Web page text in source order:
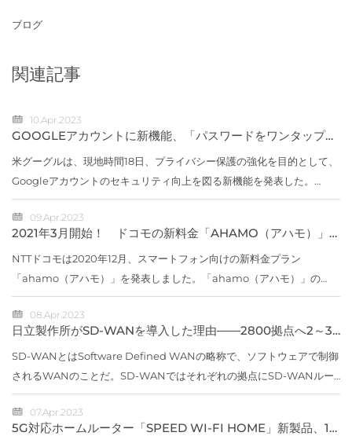
ブログ
関連記事
10.Apr.2023
GOOGLEアカウントに新機能、「パスワードをワンタップで
米グーグルは、現地時間18日、プライバシー保護の強化を目的として、
Googleアカウントのセキュリティ向上を図る新機能を発表した。
「Quick Delete（クイック デリート）」「Locked Folder（ロック
フォルダー）」新...
09.Apr.2023
2021年3月開始！ ドコモの新料金「AHAMO（アハモ）」
NTTドコモは2020年12月、スマートフォン向けの新料金プラン
「ahamo（アハモ）」を発表しました。「ahamo（アハモ）」の
Webサイト（出典：ahamo）「スマホ料金の値下げ」が取り沙汰され
る中に登場したahamoとは、どの...
08.Apr.2023
日立製作所がSD-WANを導入した理由――2800拠点へ2～3
SD-WANとはSoftware Defined WANの略称で、ソフトウェアで制御
されるWANのことだ。SD-WANではそれぞれの拠点にSD-WANルー
ターを設置し、専用線やISDN、インターネット回線など物理回線の上
に仮想的なネットワークを...
07.Apr.2023
5G対応ホームルーター「SPEED WI-FI HOME」新製品、11